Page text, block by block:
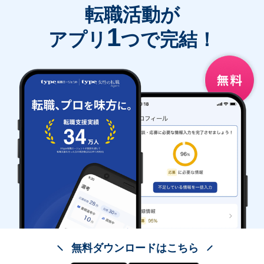
転職活動が
アプリ 1つで完結！
無料ダウンロードはこちら